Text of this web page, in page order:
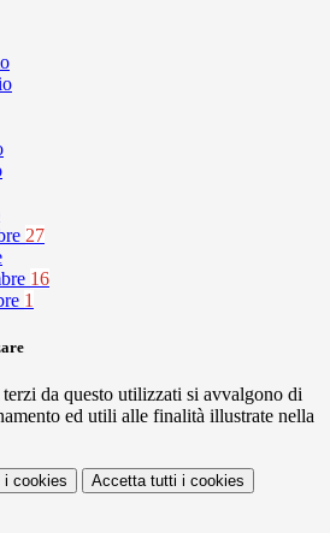
27
16
1
da questo utilizzati si avvalgono di
ed utili alle finalità illustrate nella
i cookies Accetta tutti i cookies